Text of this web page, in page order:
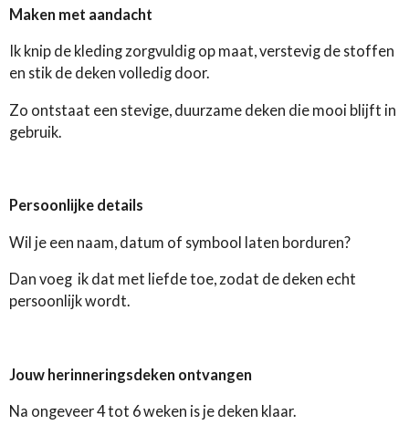
Maken met aandacht
Ik knip de kleding zorgvuldig op maat, verstevig de stoffen
en stik de deken volledig door.
Zo ontstaat een stevige, duurzame deken die mooi blijft in
gebruik.
Persoonlijke details
Wil je een naam, datum of symbool laten borduren?
Dan voeg ik dat met liefde toe, zodat de deken echt
persoonlijk wordt.
Jouw herinneringsdeken ontvangen
Na ongeveer 4 tot 6 weken is je deken klaar.